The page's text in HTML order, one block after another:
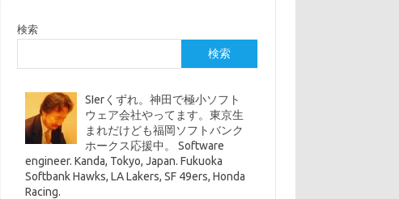
検索
検索
SIerくずれ。神田で極小ソフト
ウェア会社やってます。東京生
まれだけども福岡ソフトバンク
ホークス応援中。 Software
engineer. Kanda, Tokyo, Japan. Fukuoka
Softbank Hawks, LA Lakers, SF 49ers, Honda
Racing.